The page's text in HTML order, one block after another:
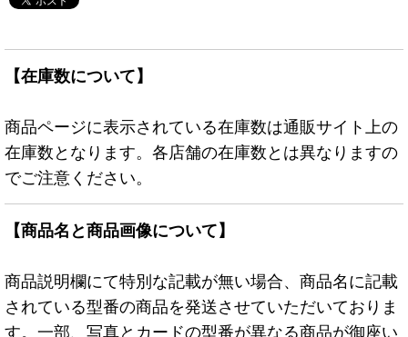
【在庫数について】
商品ページに表示されている在庫数は通販サイト上の
在庫数となります。各店舗の在庫数とは異なりますの
でご注意ください。
【商品名と商品画像について】
商品説明欄にて特別な記載が無い場合、商品名に記載
されている型番の商品を発送させていただいておりま
す。一部、写真とカードの型番が異なる商品が御座い